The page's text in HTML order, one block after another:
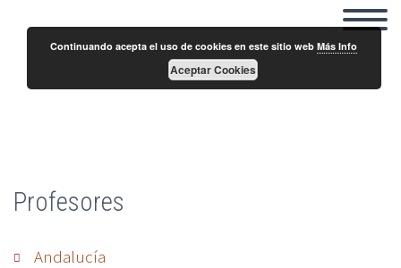
Sergio Mazzini
Profesores
Andalucía
Continuando acepta el uso de cookies en este sitio webMás Info
Aceptar Cookies